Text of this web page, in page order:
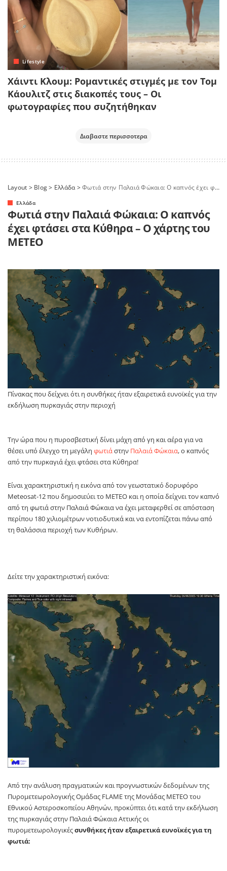
Lifestyle
Χάιντι Κλουμ: Ρομαντικές στιγμές με τον Τομ
Κάουλιτζ στις διακοπές τους – Οι
φωτογραφίες που συζητήθηκαν
Διαβαστε περισσοτερα
Layout > Blog> Ελλάδα>Φωτιά στην Παλαιά Φώκαια: Ο καπνός έχει φτάσει στα Κύθηρα – Ο χάρτης του METEO
Ελλάδα
Φωτιά στην Παλαιά Φώκαια: Ο καπνός
έχει φτάσει στα Κύθηρα – Ο χάρτης του
METEO
Πίνακας που δείχνει ότι η συνθήκες ήταν εξαιρετικά ευνοϊκές για την
εκδήλωση πυρκαγιάς στην περιοχή
Την ώρα που η πυροσβεστική δίνει μάχη από γη και αέρα για να
θέσει υπό έλεγχο τη μεγάλη φωτιάστην Παλαιά Φώκαια, ο καπνός
από την πυρκαγιά έχει φτάσει στα Κύθηρα!
Είναι χαρακτηριστική η εικόνα από τον γεωστατικό δορυφόρο
Meteosat-12 που δημοσιεύει το METEO και η οποία δείχνει τον καπνό
από τη φωτιά στην Παλαιά Φώκαια να έχει μεταφερθεί σε απόσταση
περίπου 180 χιλιομέτρων νοτιοδυτικά και να εντοπίζεται πάνω από
τη θαλάσσια περιοχή των Κυθήρων.
Δείτε την χαρακτηριστική εικόνα:
Από την ανάλυση πραγματικών και προγνωστικών δεδομένων της
Πυρομετεωρολογικής Ομάδας FLAME της Μονάδας ΜΕΤΕΟ του
Εθνικού Αστεροσκοπείου Αθηνών, προκύπτει ότι κατά την εκδήλωση
της πυρκαγιάς στην Παλαιά Φώκαια Αττικής οι
πυρομετεωρολογικέςσυνθήκες ήταν εξαιρετικά ευνοϊκές για τη
φωτιά: